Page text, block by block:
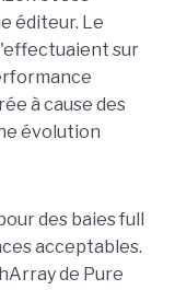
éditeur. Le
sur
à cause des
évolution
des baies full
acceptables.
de Pure